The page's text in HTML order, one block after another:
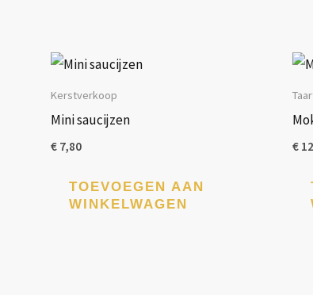
Kerstverkoop
Mini saucijzen
€ 7,80
TOEVOEGEN AAN
WINKELWAGEN
€